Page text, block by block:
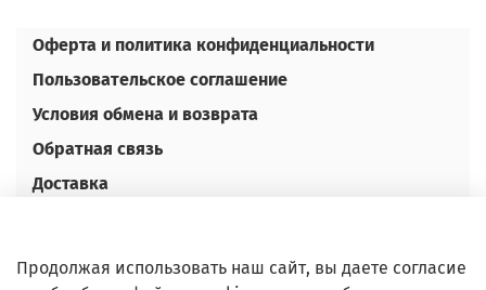
Оферта и политика конфиденциальности
Пользовательское соглашение
Условия обмена и возврата
Обратная связь
Доставка
Продолжая использовать наш сайт, вы даете согласие